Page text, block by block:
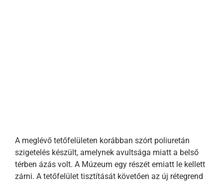
A meglévő tetőfelületen korábban szórt poliuretán
szigetelés készült, amelynek avultsága miatt a belső
térben ázás volt. A Múzeum egy részét emiatt le kellett
zárni. A tetőfelület tisztítását követően az új rétegrend